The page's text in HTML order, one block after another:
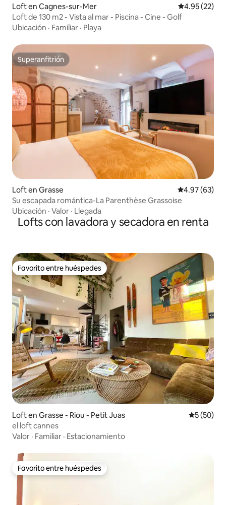
Loft en Cagnes-sur-Mer Calificación
4.95 (22)
Loft de 130 m2 - Vista al mar - Piscina - Cine - Golf
Ubicación · Familiar · Playa
Superanfitrión
Superanfitrión
Loft en Grasse Calificación
4.97 (63)
Su escapada romántica-La Parenthèse Grassoise
Ubicación · Valor · Llegada
Lofts con lavadora y secadora en renta
Favorito entre huéspedes
Favorito entre huéspedes
Loft en Grasse - Riou - Petit Juas
5 (50)
el loft cannes
Valor · Familiar · Estacionamiento
Favorito entre huéspedes
Favorito entre huéspedes